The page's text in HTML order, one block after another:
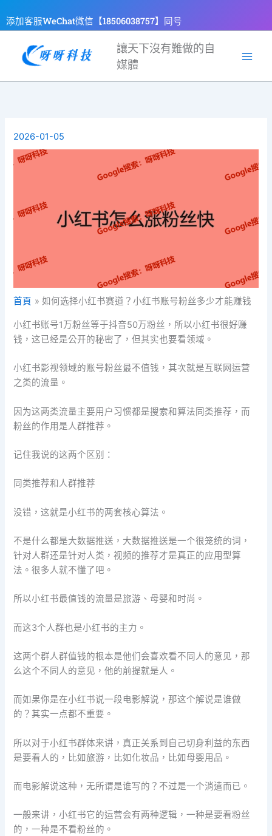
至
容
添加客服WeChat微信【18506038757】同号
讓天下沒有難做的自
媒體
2026-01-05
首頁 如何选择小红书赛道？小红书账号粉丝多少才能赚钱
小红书账号1万粉丝等于抖音50万粉丝，所以小红书很好赚
钱，这已经是公开的秘密了，但其实也要看领域。
小红书影视领域的账号粉丝最不值钱，其次就是互联网运营
之类的流量。
因为这两类流量主要用户习惯都是搜索和算法同类推荐，而
粉丝的作用是人群推荐。
记住我说的这两个区别：
同类推荐和人群推荐
没错，这就是小红书的两套核心算法。
不是什么都是大数据推送，大数据推送是一个很笼统的词，
针对人群还是针对人类，视频的推荐才是真正的应用型算
法。很多人就不懂了吧。
所以小红书最值钱的流量是旅游、母婴和时尚。
而这3个人群也是小红书的主力。
这两个群人群值钱的根本是他们会喜欢看不同人的意见，那
么这个不同人的意见，他的前提就是人。
而如果你是在小红书说一段电影解说，那这个解说是谁做
的？其实一点都不重要。
所以对于小红书群体来讲，真正关系到自己切身利益的东西
是要看人的，比如旅游，比如化妆品，比如母婴用品。
而电影解说这种，无所谓是谁写的？不过是一个消遣而已。
一般来讲，小红书它的运营会有两种逻辑，一种是要看粉丝
的，一种是不看粉丝的。